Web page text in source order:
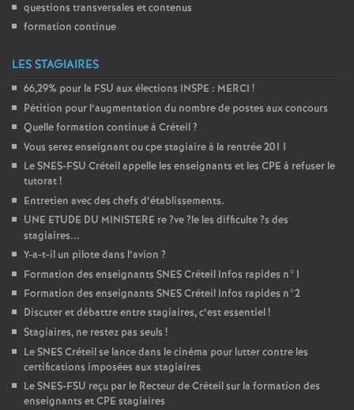
questions transversales et contenus
formation continue
LES STAGIAIRES
66,29% pour la FSU aux élections INSPE : MERCI !
Pétition pour l’augmentation du nombre de postes aux concours
Quelle formation continue à Créteil?
Vous serez enseignant ou cpe stagiaire à la rentrée 2011
LeSNES-FSU Créteil appelle les enseignants et les CPE à refuser le
tutorat!
Entretien avec des chefs d’établissements.
UNE ETUDE DU MINISTERE re?ve?le les difficulte?s des
stagiaires...
Y-a-t-il un pilote dans l’avion ?
Formation des enseignants SNESCréteil Infos rapides n°1
Formation des enseignants SNESCréteil Infos rapides n°2
Discuter et débattre entre stagiaires, c’est essentiel!
Stagiaires, ne restez pas seuls !
LeSNESCréteil se lance dans le cinéma pour lutter contre les
certifications imposées aux stagiaires
LeSNES-FSU reçu par le Recteur de Créteil sur la formation des
enseignants etCPE stagiaires